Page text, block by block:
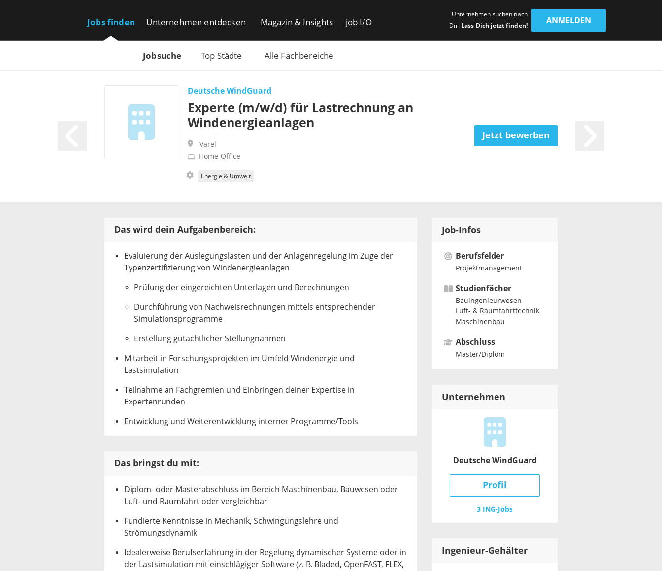
Jobs finden
Jobsuche Top Städte Alle Fachbereiche
Unternehmen entdecken Magazin & Insights job I/O
Unternehmen suchen nach
Dir. Lass Dich jetzt finden!
ANMELDEN
Deutsche WindGuard
Experte (m/w/d) für Lastrechnung an
Windenergieanlagen
Varel
Home-Office
Energie & Umwelt
Jetzt bewerben
Das wird dein Aufgabenbereich:
Evaluierung der Auslegungslasten und der Anlagenregelung im Zuge der
Typenzertifizierung von Windenergieanlagen
Prüfung der eingereichten Unterlagen und Berechnungen
Durchführung von Nachweisrechnungen mittels entsprechender
Simulationsprogramme
Erstellung gutachtlicher Stellungnahmen
Mitarbeit in Forschungsprojekten im Umfeld Windenergie und
Lastsimulation
Teilnahme an Fachgremien und Einbringen deiner Expertise in
Expertenrunden
Entwicklung und Weiterentwicklung interner Programme/Tools
Das bringst du mit:
Diplom- oder Masterabschluss im Bereich Maschinenbau, Bauwesen oder
Luft- und Raumfahrt oder vergleichbar
Fundierte Kenntnisse in Mechanik, Schwingungslehre und
Strömungsdynamik
Idealerweise Berufserfahrung in der Regelung dynamischer Systeme oder in
der Lastsimulation mit einschlägiger Software (z. B. Bladed, OpenFAST, FLEX,
Job-Infos
Berufsfelder
Projektmanagement
Studienfächer
Bauingenieurwesen
Luft- & Raumfahrttechnik
Maschinenbau
Abschluss
Master/Diplom
Unternehmen
Deutsche WindGuard
Profil
3 ING-Jobs
Ingenieur-Gehälter